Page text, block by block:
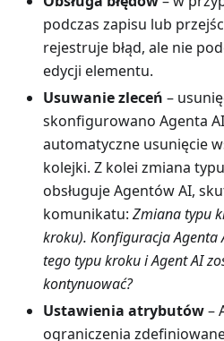
podczas zapisu lub
rejestruje błąd, ale nie
edycji elementu.
Usuwanie zleceń –
skonfigurowano Agenta
automatyczne usunięcie
kolejki. Z kolei zmiana
obsługuje Agentów AI,
komunikatu: Zmiana typu
kroku). Konfiguracja Agenta
tego typu kroku i Agent AI
kontynuować?
Ustawienia atrybutów–
ograniczenia